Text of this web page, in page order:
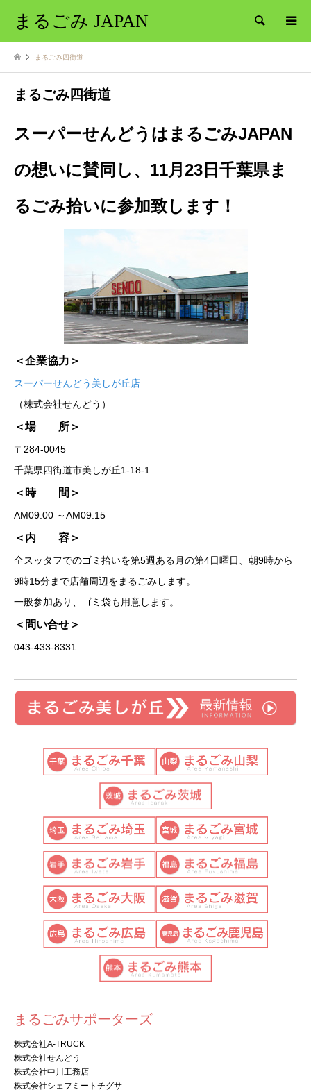
まるごみ JAPAN 検索
まるごみ四街道
まるごみ四街道
スーパーせんどうはまるごみJAPAN
の想いに賛同し、11月23日千葉県ま
るごみ拾いに参加致します！
＜企業協力＞
スーパーせんどう美しが丘店
（株式会社せんどう）
＜場 所＞
〒284-0045
千葉県四街道市美しが丘1-18-1
＜時 間＞
AM09:00 ～AM09:15
＜内 容＞
全スッタフでのゴミ拾いを第5週ある月の第4日曜日、朝9時から
9時15分まで店舗周辺をまるごみします。
一般参加あり、ゴミ袋も用意します。
＜問い合せ＞
043-433-8331
まるごみサポーターズ
株式会社A-TRUCK
株式会社せんどう
株式会社中川工務店
株式会社シェフミートチグサ